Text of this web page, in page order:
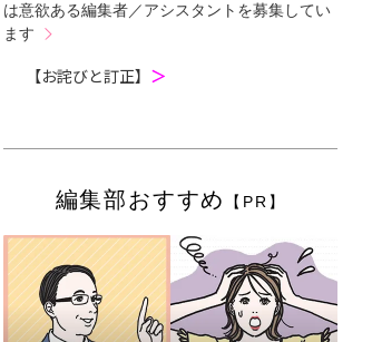
は意欲ある編集者／アシスタントを募集してい
ます
【お詫びと訂正】 ＞
編集部おすすめ 【PR】